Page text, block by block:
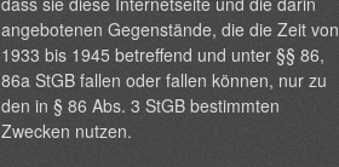
angebotenen Gegenstände, die die Zeit von
1933 bis 1945 betreffend und unter §§ 86,
86a StGB fallen oder fallen können, nur zu
den in § 86 Abs. 3 StGB bestimmten
Zwecken nutzen.